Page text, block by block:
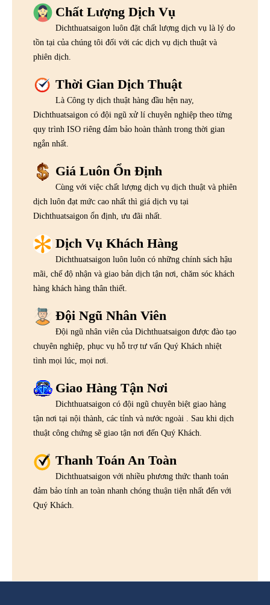
Chất Lượng Dịch Vụ
Dichthuatsaigon luôn đặt chất lượng dịch vụ là lý do
tồn tại của chúng tôi đối với các dịch vụ dịch thuật và
phiên dịch.
Thời Gian Dịch Thuật
Là Công ty dịch thuật hàng đầu hện nay,
Dichthuatsaigon có đội ngũ xử lí chuyên nghiệp theo từng
quy trình ISO riêng đảm bảo hoàn thành trong thời gian
ngắn nhất.
Giá Luôn Ổn Định
Cùng với việc chất lượng dịch vụ dịch thuật và phiên
dịch luôn đạt mức cao nhất thì giá dịch vụ tại
Dichthuatsaigon ổn định, ưu đãi nhất.
Dịch Vụ Khách Hàng
Dichthuatsaigon luôn luôn có những chính sách hậu
mãi, chế độ nhận và giao bản dịch tận nơi, chăm sóc khách
hàng khách hàng thân thiết.
Đội Ngũ Nhân Viên
Đội ngũ nhân viên của Dichthuatsaigon được đào tạo
chuyên nghiệp, phục vụ hỗ trợ tư vấn Quý Khách nhiệt
tình mọi lúc, mọi nơi.
Giao Hàng Tận Nơi
Dichthuatsaigon có đội ngũ chuyên biệt giao hàng
tận nơi tại nội thành, các tỉnh và nước ngoài . Sau khi dịch
thuật công chứng sẽ giao tận nơi đến Quý Khách.
Thanh Toán An Toàn
Dichthuatsaigon với nhiều phương thức thanh toán
đảm bảo tính an toàn nhanh chóng thuận tiện nhất đến với
Quý Khách.